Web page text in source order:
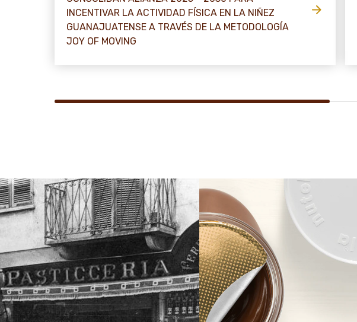
INCENTIVAR LA ACTIVIDAD FÍSICA EN LA NIÑEZ
GUANAJUATENSE A TRAVÉS DE LA METODOLOGÍA
JOY OF MOVING